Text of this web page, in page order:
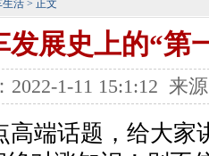
生活 > 正文
发展史上的“第
2022-1-11 15:1:12 来
端话题，给大家